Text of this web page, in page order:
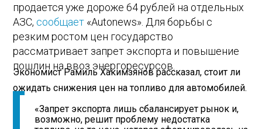
продается уже дороже 64 рублей на отдельных
АЗС, сообщает «Autonews». Для борьбы с
резким ростом цен государство
рассматривает запрет экспорта и повышение
пошлин на ввоз энергоресурсов.
Экономист Рамиль Хакимзянов рассказал, стоит ли
ожидать снижения цен на топливо для автомобилей.
«Запрет экспорта лишь сбалансирует рынок и,
возможно, решит проблему недостатка